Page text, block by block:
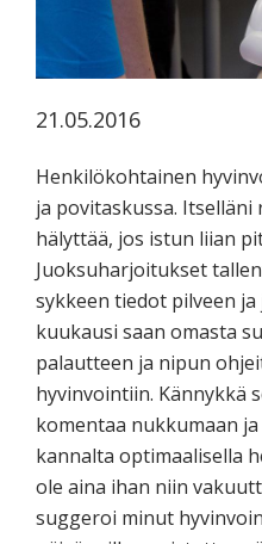
21.05.2016
Henkilökohtainen
ja povitaskussa.
hälyttää, jos istun liian
Juoksuharjoitukset
sykkeen tiedot pilveen
kuukausi saan omasta
palautteen ja nipun
hyvinvointiin. Kännykkä
komentaa nukkumaan
kannalta optimaalisella
ole aina ihan niin
suggeroi minut